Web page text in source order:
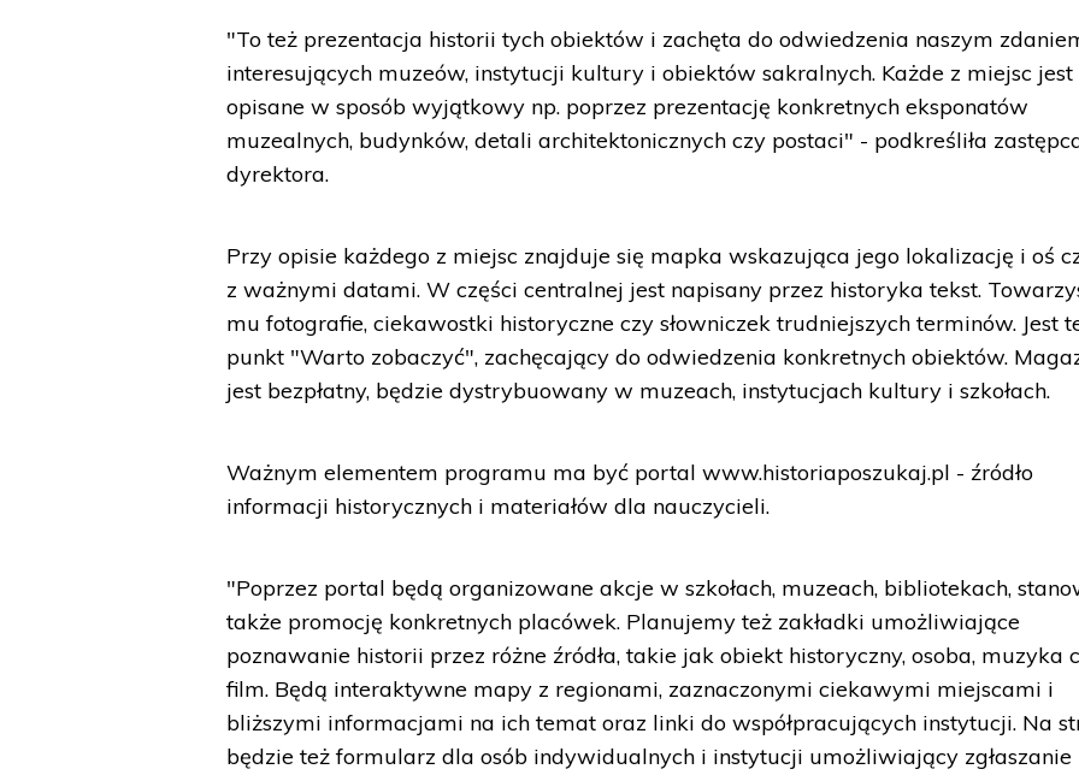
"To też prezentacja historii tych obiektów i zachęta do odwiedzenia naszym
interesujących muzeów, instytucji kultury i obiektów sakralnych. Każde z miejsc jest
opisane w sposób wyjątkowy np. poprzez prezentację konkretnych eksponatów
muzealnych, budynków, detali architektonicznych czy postaci" - podkreśliła
dyrektora.
Przy opisie każdego z miejsc znajduje się mapka wskazująca jego lokalizację i oś
z ważnymi datami. W części centralnej jest napisany przez historyka tekst.
mu fotografie, ciekawostki historyczne czy słowniczek trudniejszych terminów. Jest
punkt "Warto zobaczyć", zachęcający do odwiedzenia konkretnych obiektów.
jest bezpłatny, będzie dystrybuowany w muzeach, instytucjach kultury i szkołach.
Ważnym elementem programu ma być portal www.historiaposzukaj.pl - źródło
informacji historycznych i materiałów dla nauczycieli.
"Poprzez portal będą organizowane akcje w szkołach, muzeach, bibliotekach,
także promocję konkretnych placówek. Planujemy też zakładki umożliwiające
poznawanie historii przez różne źródła, takie jak obiekt historyczny, osoba, muzyka
film. Będą interaktywne mapy z regionami, zaznaczonymi ciekawymi miejscami i
bliższymi informacjami na ich temat oraz linki do współpracujących instytucji. Na
będzie też formularz dla osób indywidualnych i instytucji umożliwiający zgłaszanie